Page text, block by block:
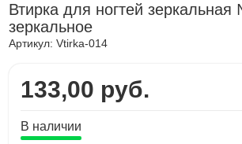
Втирка для ногтей
зеркальное
Артикул:Vtirka-014
133,00 руб.
В наличии